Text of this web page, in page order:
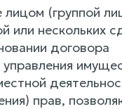
лицом (группой
или нескольких
договора
управления
прав,